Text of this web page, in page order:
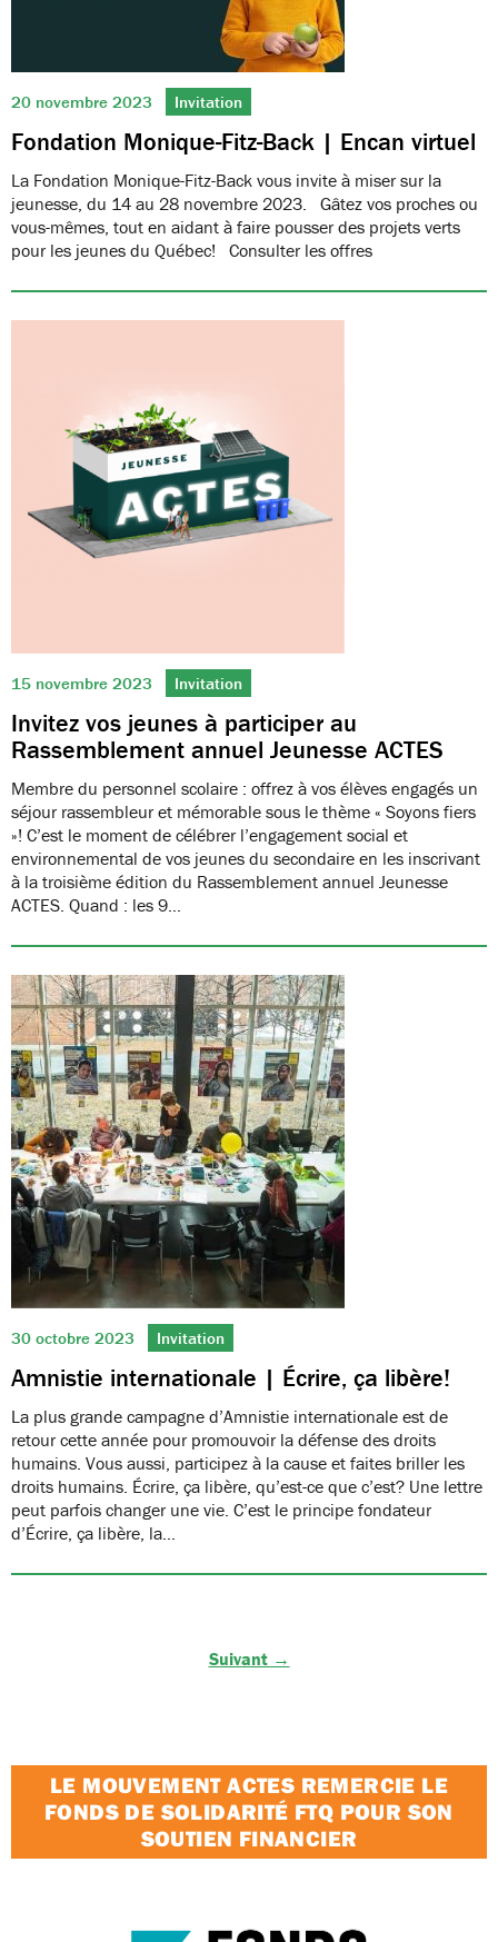
20 novembre 2023 Invitation
Fondation Monique-Fitz-Back | Encan virtuel
La Fondation Monique-Fitz-Back vous invite à miser sur la
jeunesse, du 14 au 28 novembre 2023. Gâtez vos proches ou
vous-mêmes, tout en aidant à faire pousser des projets verts
pour les jeunes du Québec! Consulter les offres
15 novembre 2023 Invitation
Invitez vos jeunes à participer au
Rassemblement annuel Jeunesse ACTES
Membre du personnel scolaire : offrez à vos élèves engagés un
séjour rassembleur et mémorable sous le thème « Soyons fiers
»! C’est le moment de célébrer l’engagement social et
environnemental de vos jeunes du secondaire en les inscrivant
à la troisième édition du Rassemblement annuel Jeunesse
ACTES. Quand : les 9…
30 octobre 2023 Invitation
Amnistie internationale | Écrire, ça libère!
La plus grande campagne d’Amnistie internationale est de
retour cette année pour promouvoir la défense des droits
humains. Vous aussi, participez à la cause et faites briller les
droits humains. Écrire, ça libère, qu’est-ce que c’est? Une lettre
peut parfois changer une vie. C’est le principe fondateur
d’Écrire, ça libère, la…
Suivant →
LE MOUVEMENT ACTES REMERCIE LE
FONDS DE SOLIDARITÉ FTQ POUR SON
SOUTIEN FINANCIER